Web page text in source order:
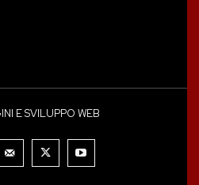
E SVILUPPO WEB